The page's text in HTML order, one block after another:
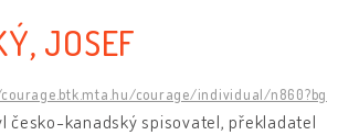
JOSEF
courage/individual/n860?bg
česko-kanadský spisovatel, překladatel